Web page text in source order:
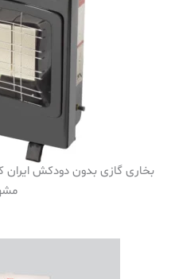
بخاری گازی بدون دودکش ایران